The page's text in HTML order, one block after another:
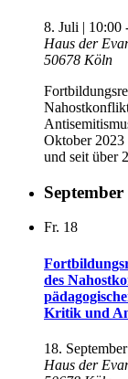
8. Juli | 10:00
Haus der
50678 Köln
Oktober
und seit über
September
Fr. 18
des
Kritik und
18.
Haus der